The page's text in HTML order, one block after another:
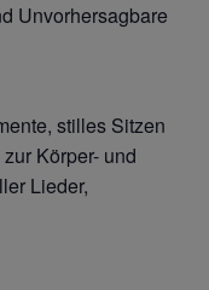
Unvorhersagbare
stilles Sitzen
Körper- und
Lieder,